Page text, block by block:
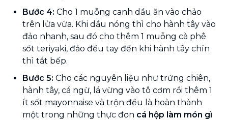
Bước 4: Cho 1 muỗng canh dầu ăn vào chảo
trên lửa vừa. Khi dầu nóng thì cho hành tây vào
đảo nhanh, sau đó cho thêm 1 muỗng cà phê
sốt teriyaki, đảo đều tay đến khi hành tây chín
thì tắt bếp.
Bước 5: Cho các nguyên liệu như trứng chiên,
hành tây, cá ngừ, lá vừng vào tô cơm rồi thêm 1
ít sốt mayonnaise và trộn đều là hoàn thành
một trong những thực đơn cá hộp làm món gì